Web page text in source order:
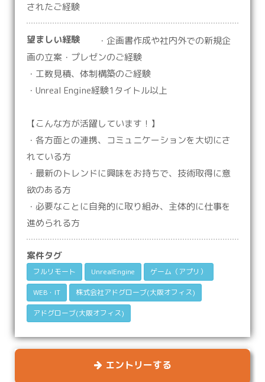
されたご経験
望ましい経験
・企画書作成や社内外での新規企
画の立案・プレゼンのご経験
・工数見積、体制構築のご経験
・Unreal Engine経験1タイトル以上
【こんな方が活躍しています！】
・各方面との連携、コミュニケーションを大切にさ
れている方
・最新のトレンドに興味をお持ちで、技術取得に意
欲のある方
・必要なことに自発的に取り組み、主体的に仕事を
進められる方
案件タグ
フルリモート UnrealEngine ゲーム（アプリ）
WEB・IT 株式会社アドグローブ(大阪オフィス)
アドグローブ(大阪オフィス)
エントリーする